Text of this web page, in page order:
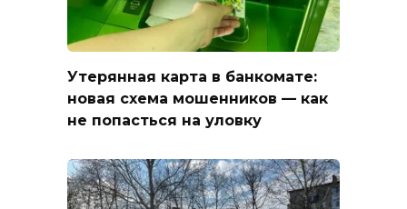
Утерянная карта в банкомате:
новая схема мошенников — как
не попасться на уловку